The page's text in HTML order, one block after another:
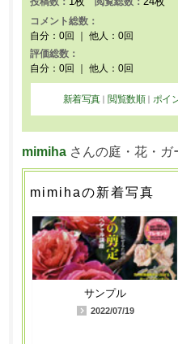
コメント総数：
自分：0回 ｜ 他人：0回
評価総数：
自分：0回 ｜ 他人：0回
新着写真 ｜ 閲覧数順｜ ポイ
mimihaさんの庭・花・ガ
mimihaの新着写真
サンプル
2022/07/19